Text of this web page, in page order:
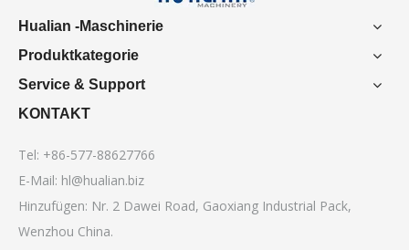
Hualian -Maschinerie
Produktkategorie
Service & Support
KONTAKT
Tel: +86-577-88627766
E-Mail: hl@hualian.biz
Hinzufügen: Nr. 2 Dawei Road, Gaoxiang Industrial Pack,
Wenzhou China.